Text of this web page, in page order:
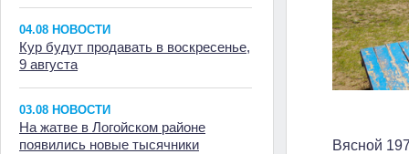
04.08 НОВОСТИ
Кур будут продавать в воскресенье,
9 августа
03.08 НОВОСТИ
На жатве в Логойском районе
появились новые тысячники
Вясной